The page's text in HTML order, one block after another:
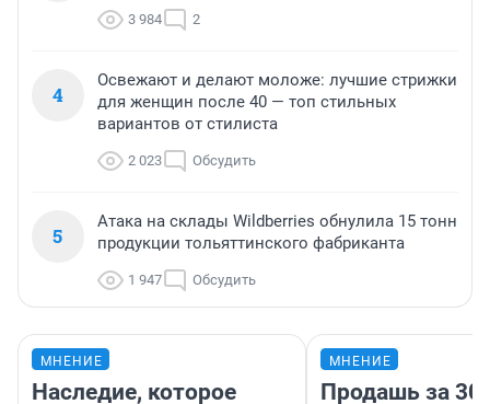
3 984 2
4
Освежают и делают моложе: лучшие стрижки
для женщин после 40 — топ стильных
вариантов от стилиста
2 023 Обсудить
5
Атака на склады Wildberries обнулила 15 тонн
продукции тольяттинского фабриканта
1 947 Обсудить
МНЕНИЕ
Наследие, которое
МНЕНИЕ
Продашь за